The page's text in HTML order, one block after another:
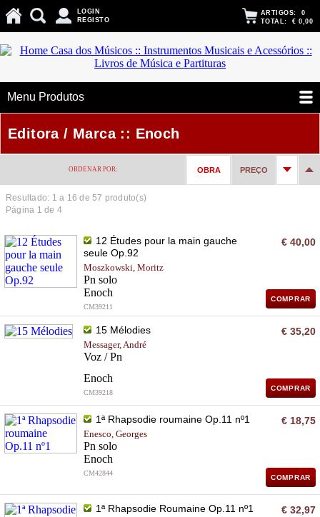
LOGIN
REGISTO
ARTIGOS: 0
TOTAL: € 0,00
Menu Produtos
Editora / Marca :: Enoch
ORDENAR POR: OBRA PREÇO
Resultado: 1 a 16 de 57 produto(s)
Página 1 de 4
12 Études pour la main gauche
seule Op.92
Moszkowski, Moritz
Pn solo
Enoch
CM39211
€ 40,00
COMPRAR
15 Mélodies
Messager, André
Voz / Pn
Enoch
CM39218
€ 35,20
COMPRAR
1ª Rhapsodie roumaine Op.11 nº1
Enesco, Georges
Pn solo
Enoch
CM42844
€ 18,75
COMPRAR
1ª Rhapsodie Roumaine Op.11 nº1 € 32,97